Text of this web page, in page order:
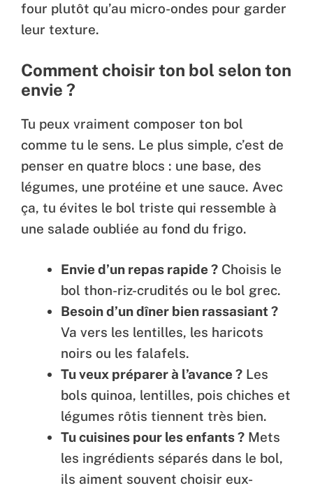
four plutôt qu’au micro-ondes pour garder
leur texture.
Comment choisir ton bol selon ton
envie ?
Tu peux vraiment composer ton bol
comme tu le sens. Le plus simple, c’est de
penser en quatre blocs : une base, des
légumes, une protéine et une sauce. Avec
ça, tu évites le bol triste qui ressemble à
une salade oubliée au fond du frigo.
Envie d’un repas rapide ? Choisis le
bol thon-riz-crudités ou le bol grec.
Besoin d’un dîner bien rassasiant ?
Va vers les lentilles, les haricots
noirs ou les falafels.
Tu veux préparer à l’avance ? Les
bols quinoa, lentilles, pois chiches et
légumes rôtis tiennent très bien.
Tu cuisines pour les enfants ? Mets
les ingrédients séparés dans le bol,
ils aiment souvent choisir eux-